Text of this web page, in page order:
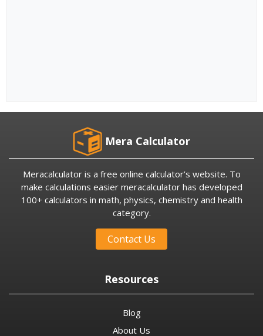
Mera Calculator
Meracalculator is a free online calculator’s website. To
make calculations easier meracalculator has developed
100+ calculators in math, physics, chemistry and health
category.
Contact Us
Resources
Blog
About Us